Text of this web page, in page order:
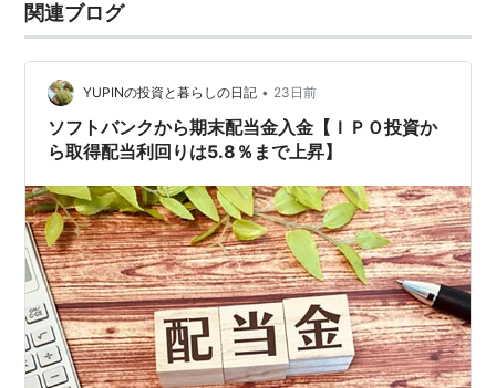
関連ブログ
YUPINの投資と暮らしの日記 • 23日前
ソフトバンクから期末配当金入金【ＩＰＯ投資か
ら取得配当利回りは5.8％まで上昇】